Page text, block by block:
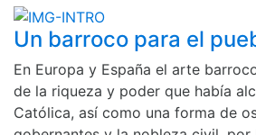
Un barroco para el
En Europa y España el arte
de la riqueza y poder que había
Católica, así como una forma de